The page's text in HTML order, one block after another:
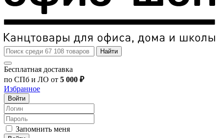
Найти
Бесплатная доставка
по СПб и ЛО от 5 000 ₽
Избранное
Войти
Запомнить меня